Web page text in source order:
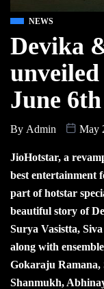
NEWS
Devika
June
By Admin May
JioHotstar, a
best entertainment
part of hotstar
beautiful story of
Surya Vasistta,
along with
Gokaraju Ramana,
Shanmukh,